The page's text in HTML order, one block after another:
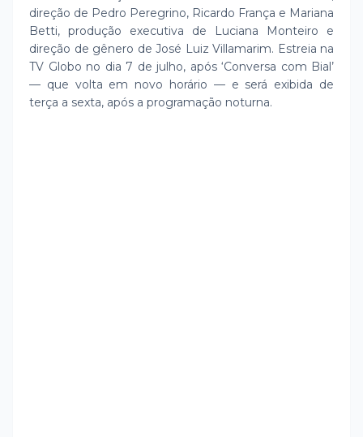
direção de Pedro Peregrino, Ricardo França e Mariana
Betti, produção executiva de Luciana Monteiro e
direção de gênero de José Luiz Villamarim. Estreia na
TV Globo no dia 7 de julho, após ‘Conversa com Bial’
— que volta em novo horário — e será exibida de
terça a sexta, após a programação noturna.